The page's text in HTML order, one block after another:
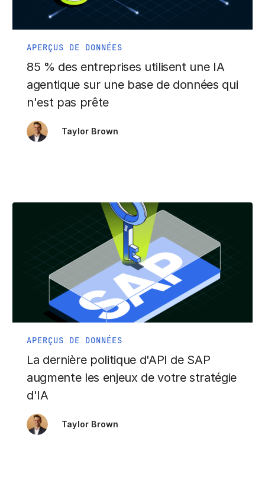
APERÇUS DE DONNÉES
85 % des entreprises utilisent une IA
agentique sur une base de données qui
n'est pas prête
Taylor Brown
APERÇUS DE DONNÉES
La dernière politique d'API de SAP
augmente les enjeux de votre stratégie
d'IA
Taylor Brown